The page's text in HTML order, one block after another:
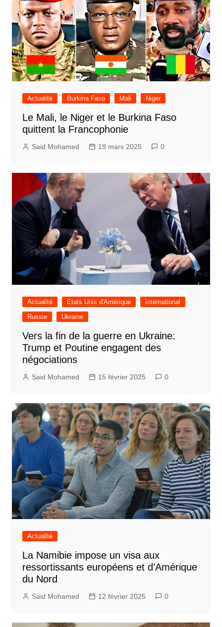
Actualité Burkina Faso Mali Niger
Le Mali, le Niger et le Burkina Faso
quittent la Francophonie
Said Mohamed 19 mars 2025 0
Actualité Etats Unis d'Amérique
International
Russie
Ukraine
Vers la fin de la guerre en Ukraine:
Trump et Poutine engagent des
négociations
Said Mohamed 15 février 2025 0
Actualité
La Namibie impose un visa aux
ressortissants européens et d’Amérique
du Nord
Said Mohamed 12 février 2025 0